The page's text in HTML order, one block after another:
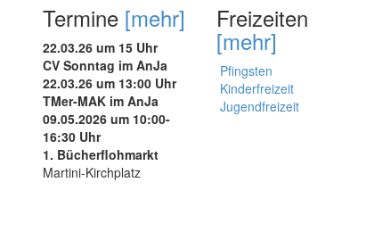
Termine [mehr]
22.03.26 um 15 Uhr
CV Sonntag im AnJa
22.03.26 um 13:00 Uhr
TMer-MAK im AnJa
09.05.2026 um 10:00-
16:30 Uhr
1. Bücherflohmarkt
Martini-Kirchplatz
Freizeiten
[mehr]
Pfingsten
Kinderfreizeit
Jugendfreizeit